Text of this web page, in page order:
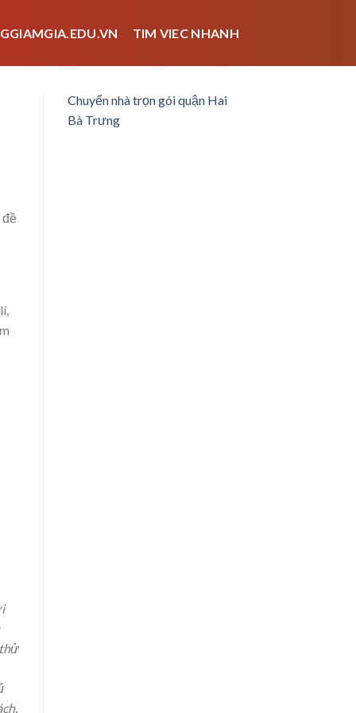
TIM VIEC NHANH
Chuyển nhà trọn gói quận Hai
Bà Trưng